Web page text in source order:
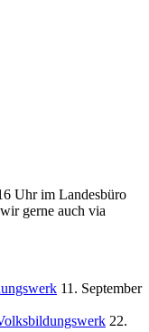
Uhr im Landesbüro
gerne auch via
11. September
22.